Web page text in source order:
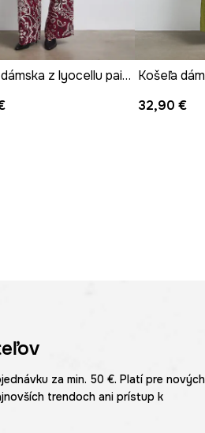
Košeľa dámska z lyocellu paisley
32,90 €
za min. 50 €. Platí pre nových
trendoch ani prístup k